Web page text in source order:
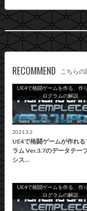
RECOMMEND こちらの
UE4で格闘ゲームを作る、作
ログラムの解説
2021.3.2
UE4で格闘ゲームが作れ
ラム Ver.3.7のデータテー
シス…
UE4で格闘ゲームを作る、作
ログラムの解説